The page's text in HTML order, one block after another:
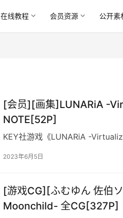
在线教程 会员资源 公开素
[会员][画集]LUNARiA -
NOTE[52P]
KEY社游戏《LUNARiA -
2023年6月5日
[游戏CG][ふむゆん 佐伯
Moonchild- 全CG[327P]